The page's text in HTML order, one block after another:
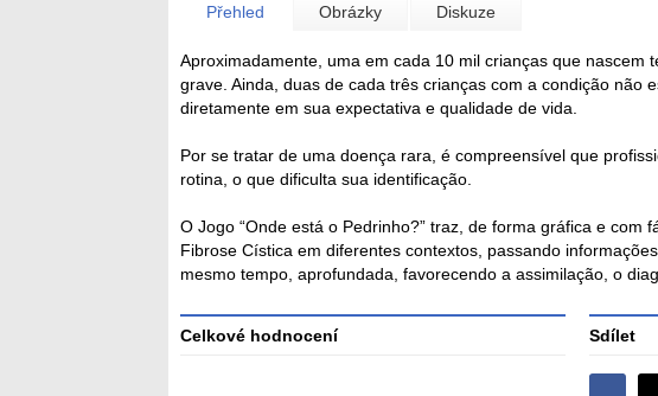
Přehled Obrázky Diskuze
Aproximadamente, uma em cada 10 mil crianças que nascem
grave. Ainda, duas de cada três crianças com a condição não
diretamente em sua expectativa e qualidade de vida.
Por se tratar de uma doença rara, é compreensível que
rotina, o que dificulta sua identificação.
O Jogo “Onde está o Pedrinho?” traz, de forma gráfica e com
Fibrose Cística em diferentes contextos, passando
mesmo tempo, aprofundada, favorecendo a assimilação, o
Celkové hodnocení Sdílet